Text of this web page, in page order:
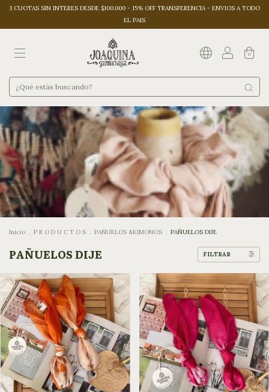
3 CUOTAS SIN INTERES DESDE $100.000 - 15% OFF TRANSFERENCIA - ENVIOS A TODO
EL PAIS
0
Inicio . P R O D U C T O S . PAÑUELOS &KIMONOS . PAÑUELOS DIJE
PAÑUELOS DIJE FILTRAR